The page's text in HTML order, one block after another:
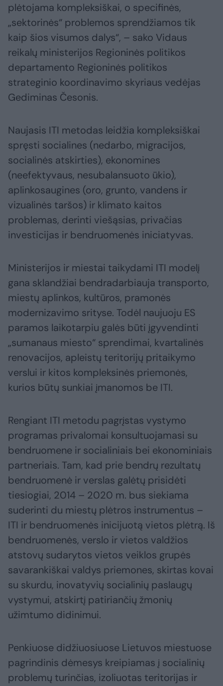
plėtojama kompleksiškai, o specifinės,
„sektorinės“ problemos sprendžiamos tik
kaip šios visumos dalys“, – sako Vidaus
reikalų ministerijos Regioninės politikos
departamento Regioninės politikos
strateginio koordinavimo skyriaus vedėjas
Gediminas Česonis.
Naujasis ITI metodas leidžia kompleksiškai
spręsti socialines (nedarbo, migracijos,
socialinės atskirties), ekonomines
(neefektyvaus, nesubalansuoto ūkio),
aplinkosaugines (oro, grunto, vandens ir
vizualinės taršos) ir klimato kaitos
problemas, derinti viešąsias, privačias
investicijas ir bendruomenės iniciatyvas.
Ministerijos ir miestai taikydami ITI modelį
gana sklandžiai bendradarbiauja transporto,
miestų aplinkos, kultūros, pramonės
modernizavimo srityse. Todėl naujuoju ES
paramos laikotarpiu galės būti įgyvendinti
„sumanaus miesto“ sprendimai, kvartalinės
renovacijos, apleistų teritorijų pritaikymo
verslui ir kitos kompleksinės priemonės,
kurios būtų sunkiai įmanomos be ITI.
Rengiant ITI metodu pagrįstas vystymo
programas privalomai konsultuojamasi su
bendruomene ir socialiniais bei ekonominiais
partneriais. Tam, kad prie bendrų rezultatų
bendruomenė ir verslas galėtų prisidėti
tiesiogiai, 2014 – 2020 m. bus siekiama
suderinti du miestų plėtros instrumentus –
ITI ir bendruomenės inicijuotą vietos plėtrą. Iš
bendruomenės, verslo ir vietos valdžios
atstovų sudarytos vietos veiklos grupės
savarankiškai valdys priemones, skirtas kovai
su skurdu, inovatyvių socialinių paslaugų
vystymui, atskirtį patiriančių žmonių
užimtumo didinimui.
Penkiuose didžiuosiuose Lietuvos miestuose
pagrindinis dėmesys kreipiamas į socialinių
problemų turinčias, izoliuotas teritorijas ir